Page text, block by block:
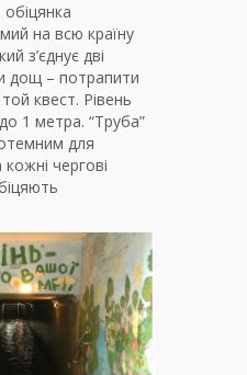
на всю країну
з’єднує дві
дощ – потрапити
квест. Рівень
1 метра. “Труба”
для
кожні чергові